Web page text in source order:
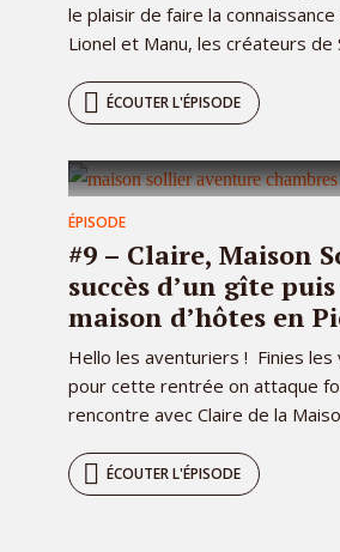
le plaisir de faire la connaissance
Lionel et Manu, les créateurs de
ÉCOUTER L'ÉPISODE
ÉPISODE
#9 – Claire, Maison
succès d’un gîte
maison d’hôtes en
Hello les aventuriers ! Finies les
pour cette rentrée on attaque
rencontre avec Claire de la
ÉCOUTER L'ÉPISODE